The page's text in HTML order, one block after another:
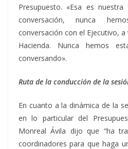
Presupuesto. «Esa es
conversación, nunca
conversación con el Ejecutivo,
Hacienda. Nunca hemos
conversando».
Ruta de la conducción de la
En cuanto a la dinámica de la
en lo particular del
Monreal Ávila dijo que “ha
coordinadores para que haga